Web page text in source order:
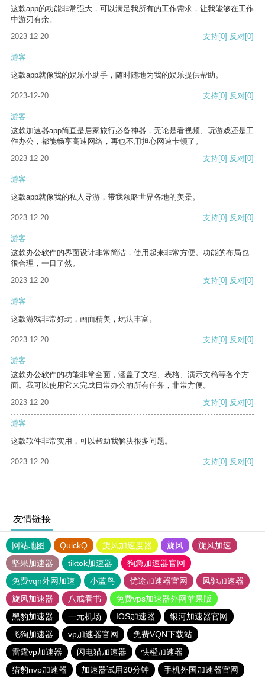
这款app的功能非常强大，可以满足我所有的工作需求，让我能够在工作
中游刃有余。
2023-12-20
支持[0] 反对[0]
游客
这款app就像我的娱乐小助手，随时随地为我的娱乐提供帮助。
2023-12-20 支持[0] 反对[0]
游客
这款加速器app简直是居家旅行必备神器，无论是看视频、玩游戏还是工
作办公，都能畅享高速网络，再也不用担心网速卡顿了。
2023-12-20
支持[0] 反对[0]
游客
这款app就像我的私人导游，带我领略世界各地的美景。
2023-12-20 支持[0] 反对[0]
游客
这款办公软件的界面设计非常简洁，使用起来非常方便。功能的布局也
很合理，一目了然。
2023-12-20
支持[0] 反对[0]
游客
这款游戏非常好玩，画面精美，玩法丰富。
2023-12-20 支持[0] 反对[0]
游客
这款办公软件的功能非常全面，涵盖了文档、表格、演示文稿等各个方
面。我可以使用它来完成日常办公的所有任务，非常方便。
2023-12-20
支持[0] 反对[0]
游客
这款软件非常实用，可以帮助我解决很多问题。
2023-12-20 支持[0] 反对[0]
友情链接
网站地图 QuickQ 旋风加速度器 旋风
旋风加速
坚果加速器
tiktok加速器
狗急加速器官网
免费vqn外网加速
小蓝鸟 优途加速器官网
风驰加速器
旋风加速器
八戒看书
免费vps加速器外网苹果版
黑豹加速器
一元机场 IOS加速器
银河加速器官网
飞狗加速器
vp加速器官网
免费VQN下载站
雷霆vp加速器
闪电猫加速器
快橙加速器
猎豹nvp加速器
加速器试用30分钟 手机外国加速器官网